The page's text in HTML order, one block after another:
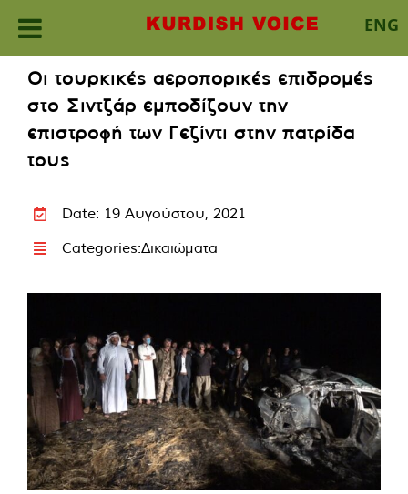
ENG
content
Οι τουρκικές αεροπορικές επιδρομές
στο Σιντζάρ εμποδίζουν την
επιστροφή των Γεζίντι στην πατρίδα
τους
Date: 19 Αυγούστου, 2021
Categories:Δικαιώματα